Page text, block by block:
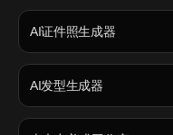
AI证件照生成器
AI发型生成器